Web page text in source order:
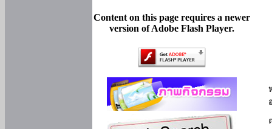
Content on this page requires a newer
version of Adobe Flash Player.